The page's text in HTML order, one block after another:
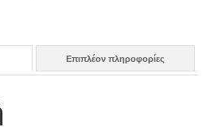
Επιπλέον πληροφορίες